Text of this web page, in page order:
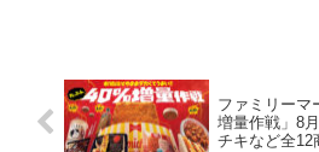
ファミリーマ
増量作戦」8
チキなど全12